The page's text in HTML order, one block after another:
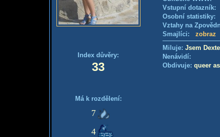
Index důvěry:
33
Má k rozdělení:
7
4
Vstupní
Osobní
Vztahy na
Smajlíci: zobraz
Miluje: Jsem
Nenávidí:
Obdivuje: queer